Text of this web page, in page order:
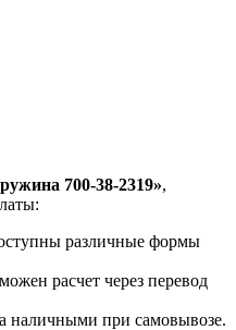
700-38-2319»,
различные формы
расчет через перевод
наличными при самовывозе.